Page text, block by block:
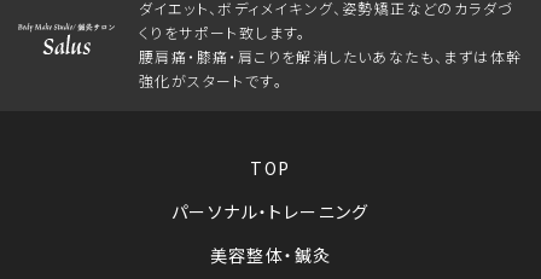
ダイエット、ボディメイキング、姿勢矯正などのカラダづ
くりをサポート致します。
腰肩痛・膝痛・肩こりを解消したいあなたも、まずは体幹
強化がスタートです。
TOP
パーソナル・トレーニング
美容整体・鍼灸